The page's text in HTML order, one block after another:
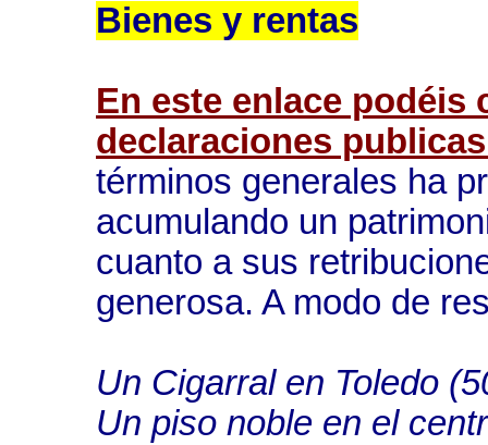
Bienes y rentas
En este enlace
declaraciones
términos generales ha
acumulando un
cuanto a sus
generosa. A modo de
Un Cigarral en Toledo
Un piso noble en el